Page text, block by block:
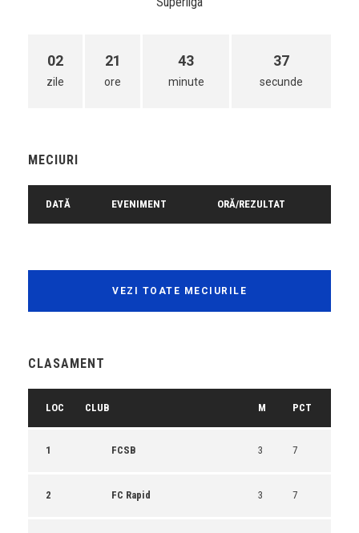
02
zile
21
ore
43
minute
37
secunde
MECIURI
DATĂ EVENIMENT ORĂ/REZULTAT
VEZI TOATE MECIURILE
CLASAMENT
LOC CLUB M PCT
1 FCSB 3 7
2 FC Rapid 3 7